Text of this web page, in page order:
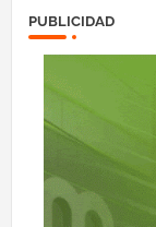
PUBLICIDAD